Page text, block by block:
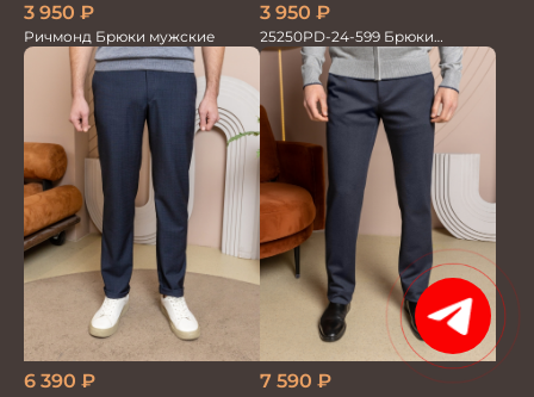
3 950 ₽
Ричмонд Брюки мужские
3 950 ₽
25250PD-24-599 Брюки
мужские
6 390 ₽ 7 590 ₽